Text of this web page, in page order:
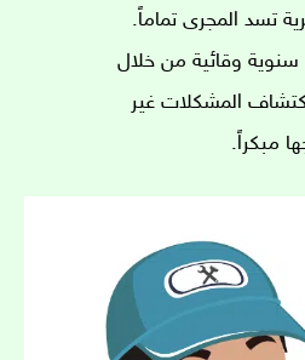
تسد المجرى تماماً.
وقائية من خلال
المشكلات غير
مبكراً.